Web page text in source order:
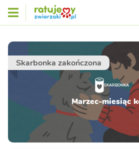
Skarbonka zakończona
SKARBONKA
Marzec-miesiąc